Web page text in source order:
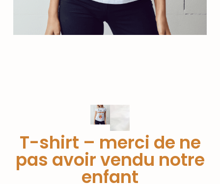
T-shirt – merci de ne
pas avoir vendu notre
enfant